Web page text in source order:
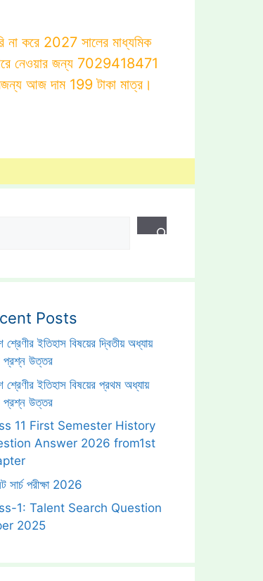
না করে 2027 সালের মাধ্যমিক
নেওয়ার জন্য 7029418471
আজ দাম 199 টাকা মাত্র।
Posts
শ্রেণীর ইতিহাস বিষয়ের দ্বিতীয় অধ্যায়
প্রশ্ন উত্তর
শ্রেণীর ইতিহাস বিষয়ের প্রথম অধ্যায়
প্রশ্ন উত্তর
11 First Semester History
Answer 2026 from1st
সার্চ পরীক্ষা 2026
1: Talent Search Question
2025